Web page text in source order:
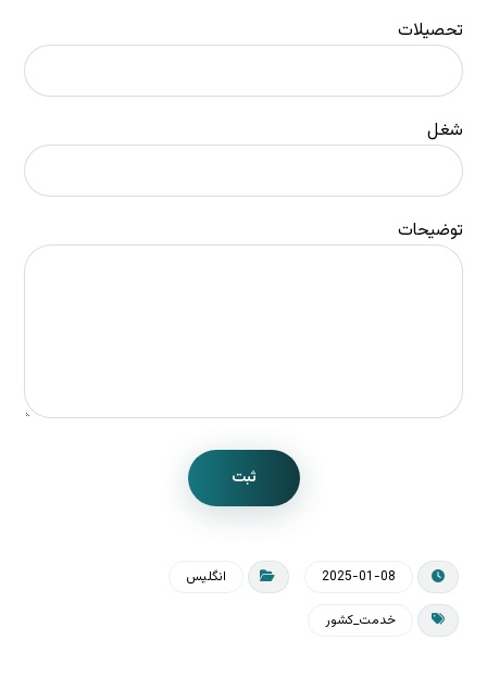
تحصیلات
شغل
توضیحات
ثبت
2025-01-08 انگلیس
خدمت_کشور